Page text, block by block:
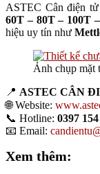
ASTEC Cân điện
60T – 80T – 100T
hiệu uy tín như
Ảnh chụp mặt
📍 ASTEC CÂN
🌐 Website:
📞 Hotline: 0397
📧 Email:
Xem thêm: